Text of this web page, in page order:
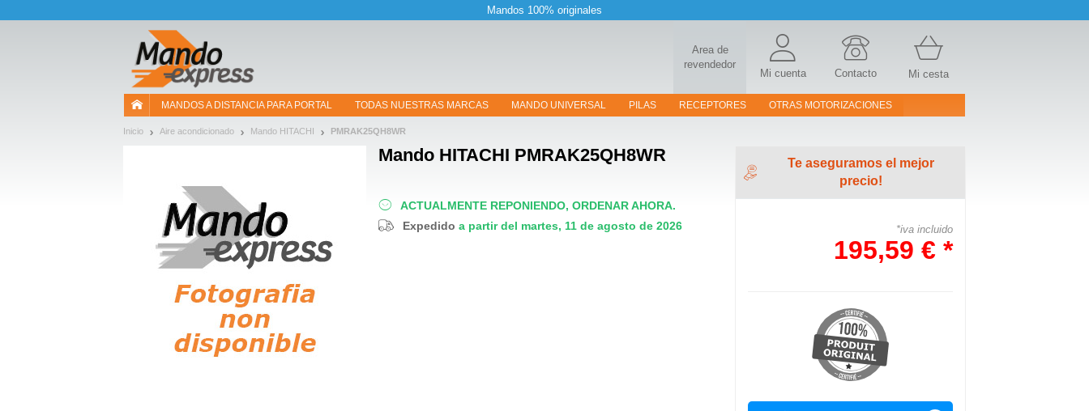
Mandos 100% originales
Area de
revendedor
Mi cuenta Contacto Mi cesta
MANDOS A DISTANCIA PARA PORTAL TODAS NUESTRAS MARCAS MANDO UNIVERSAL PILAS RECEPTORES OTRAS MOTORIZACIONES
Inicio Aire acondicionado Mando HITACHI PMRAK25QH8WR
Mando HITACHI PMRAK25QH8WR
ACTUALMENTE REPONIENDO, ORDENAR AHORA.
Expedido a partir del martes, 11 de agosto de 2026
Te aseguramos el mejor
precio!
*iva incluido
195,59 € *